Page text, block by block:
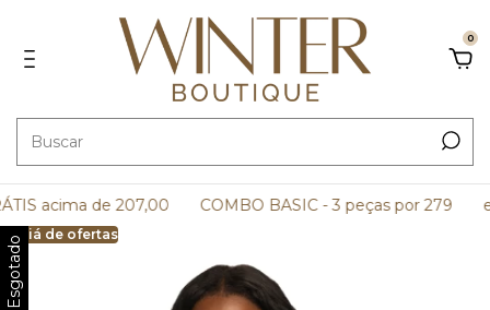
0
acima de 207,00 COMBO BASIC - 3 peças por 279 e
Esgotado
Arraiá de ofertas